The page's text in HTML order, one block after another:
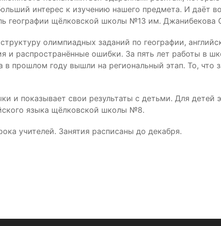
интерес к изучению нашего предмета. И даёт
географии щёлковской школы №13 им. Джанибекова
олимпиадных заданий по географии,
и распространённые ошибки. За пять лет работы в
прошлом году вышли на региональный этап. То, что
и показывает свои результаты с детьми. Для детей
языка щёлковской школы №8.
учителей. Занятия расписаны до декабря.